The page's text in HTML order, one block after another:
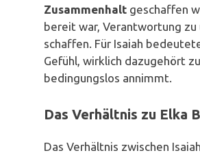
Zusammenhalt geschaffen
bereit war, Verantwortung zu
schaffen. Für Isaiah
Gefühl, wirklich dazugehört
bedingungslos annimmt.
Das Verhältnis zu Elka
Das Verhältnis zwischen